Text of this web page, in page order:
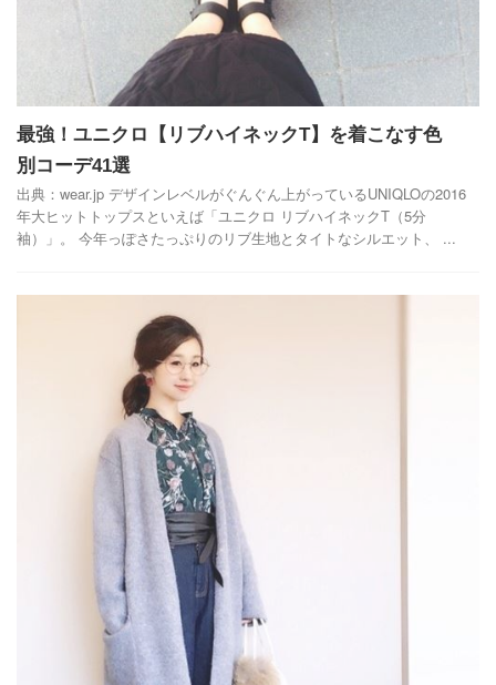
最強！ユニクロ【リブハイネックT】を着こなす色
別コーデ41選
出典：wear.jp デザインレベルがぐんぐん上がっているUNIQLOの2016
年大ヒットトップスといえば「ユニクロ リブハイネックT（5分
袖）」。 今年っぽさたっぷりのリブ生地とタイトなシルエット、 ...